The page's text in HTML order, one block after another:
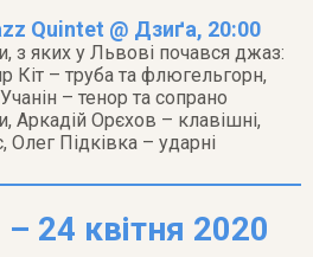
Quintet @ Дзиґа, 20:00
з яких у Львові почався джаз:
Кіт – труба та флюгельгорн,
– тенор та сопрано
Аркадій Орєхов – клавішні,
Підківка – ударні
24 квітня 2020